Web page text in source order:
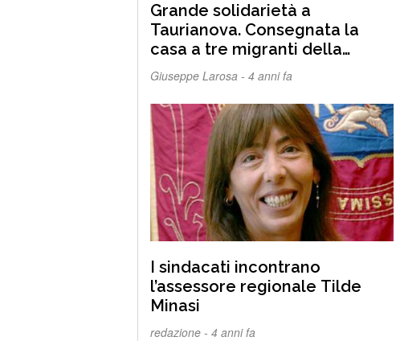
Grande solidarietà a
Taurianova. Consegnata la
casa a tre migranti della
baraccopoli di “Contrada
Russo”
Giuseppe Larosa - 4 anni fa
I sindacati incontrano
l’assessore regionale Tilde
Minasi
redazione - 4 anni fa